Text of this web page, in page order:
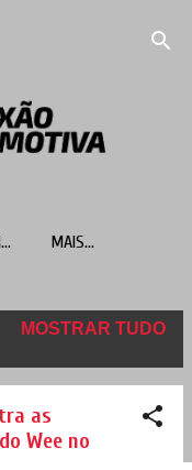
MAIS…
MOSTRAR TUDO
as
Wee no